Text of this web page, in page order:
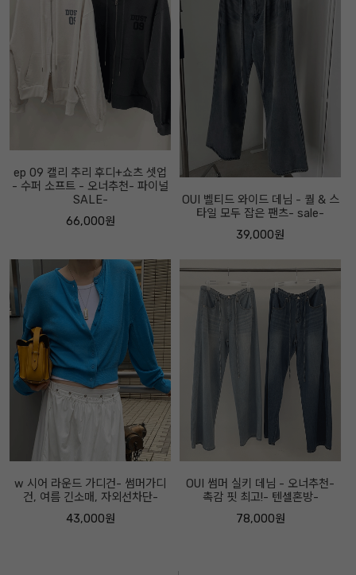
ep 09 캘리 추리 후디+쇼츠 셋업
- 수퍼 소프트 - 오너추천- 파이널
SALE-
66,000원
OUI 벨티드 와이드 데님 - 퀄 & 스
타일 모두 잡은 팬츠- sale-
39,000원
w 시어 라운드 가디건- 썸머가디
건, 여름 긴소매, 자외선차단-
43,000원
OUI 썸머 실키 데님 - 오너추천-
촉감 핏 최고!- 텐셀혼방-
78,000원